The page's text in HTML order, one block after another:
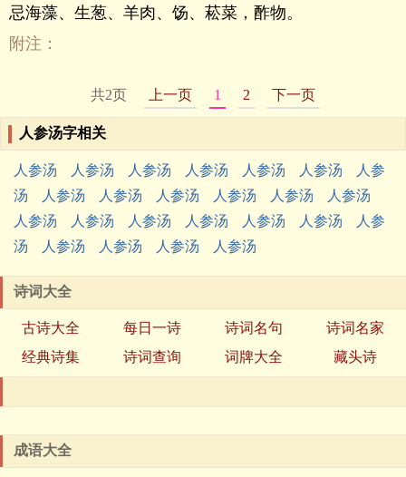
忌海藻、生葱、羊肉、饧、菘菜，酢物。
附注：
共2页 上一页 1 2 下一页
人参汤字相关
人参汤 人参汤 人参汤 人参汤 人参汤 人参汤
人参
汤
人参汤 人参汤 人参汤 人参汤 人参汤
人参汤
人参汤
人参汤 人参汤 人参汤 人参汤 人参汤
人参
汤
人参汤 人参汤 人参汤 人参汤
诗词大全
古诗大全 每日一诗 诗词名句
诗词名家
经典诗集
诗词查询 词牌大全 藏头诗
成语大全